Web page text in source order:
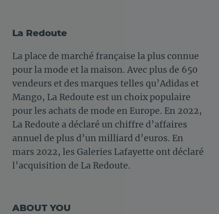
La Redoute
La place de marché française la plus connue
pour la mode et la maison. Avec plus de 650
vendeurs et des marques telles qu’Adidas et
Mango, La Redoute est un choix populaire
pour les achats de mode en Europe. En 2022,
La Redoute a déclaré un chiffre d’affaires
annuel de plus d’un milliard d’euros. En
mars 2022, les Galeries Lafayette ont déclaré
l’acquisition de La Redoute.
ABOUT YOU